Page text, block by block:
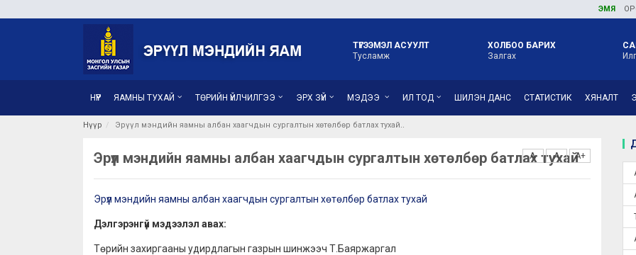
ЭМЯОРОН
ТҮГЭЭМЭЛ АСУУЛТ
Тусламж
ХОЛБОО БАРИХ
Залгах
НҮҮР ЯАМНЫ ТУХАЙ ТӨРИЙН ҮЙЛЧИЛГЭЭ ЭРХ ЗҮЙ МЭДЭЭ ИЛ ТОД ШИЛЭН ДАНС СТАТИСТИК ХЯНАЛТ
Нүүр Эрүүл мэндийн яамны албан хаагчдын сургалтын хөтөлбөр батлах тухай
A- A A+
Эрүүл мэндийн яамны албан хаагчдын сургалтын хөтөлбөр батлах тухай
Эрүүл мэндийн яамны албан хаагчдын сургалтын хөтөлбөр батлах тухай
Дэлгэрэнгүй мэдээлэл авах:
Төрийн захиргааны удирдлагын газрын шинжээч Т.Баяржаргал